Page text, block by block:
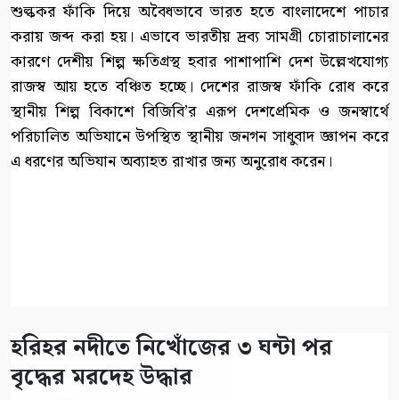
শুল্ককর ফাঁকি দিয়ে অবৈধভাবে ভারত হতে বাংলাদেশে পাচার
করায় জব্দ করা হয়। এভাবে ভারতীয় দ্রব্য সামগ্রী চোরাচালানের
কারণে দেশীয় শিল্প ক্ষতিগ্রস্থ হবার পাশাপাশি দেশ উল্লেখযোগ্য
রাজস্ব আয় হতে বঞ্চিত হচ্ছে। দেশের রাজস্ব ফাঁকি রোধ করে
স্থানীয় শিল্প বিকাশে বিজিবি’র এরূপ দেশপ্রেমিক ও জনস্বার্থে
পরিচালিত অভিযানে উপস্থিত স্থানীয় জনগন সাধুবাদ জ্ঞাপন করে
এ ধরণের অভিযান অব্যাহত রাখার জন্য অনুরোধ করেন।
হরিহর নদীতে নিখোঁজের ৩ ঘন্টা পর
বৃদ্ধের মরদেহ উদ্ধার